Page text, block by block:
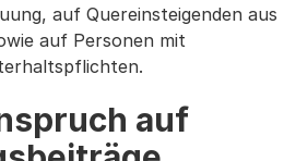
auf Quereinsteigenden aus
auf Personen mit
auf